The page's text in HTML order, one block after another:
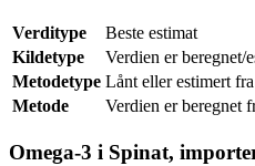
Verditype
Beste estimat
Kildetype
Verdien er beregnet/
Metodetype Lånt eller estimert
Metode
Verdien er beregnet
Omega-3 i Spinat,